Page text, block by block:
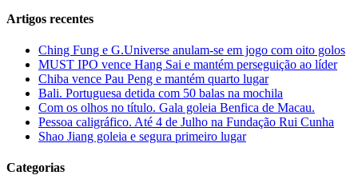
Artigos recentes
Ching Fung e G.Universe anulam-se em jogo com oito golos
MUST IPO vence Hang Sai e mantém perseguição ao líder
Chiba vence Pau Peng e mantém quarto lugar
Bali. Portuguesa detida com 50 balas na mochila
Com os olhos no título. Gala goleia Benfica de Macau.
Pessoa caligráfico. Até 4 de Julho na Fundação Rui Cunha
Shao Jiang goleia e segura primeiro lugar
Categorias